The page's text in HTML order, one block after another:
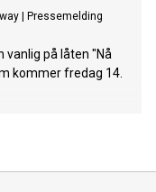
Pressemelding
vanlig på låten "Nå
kommer fredag 14.